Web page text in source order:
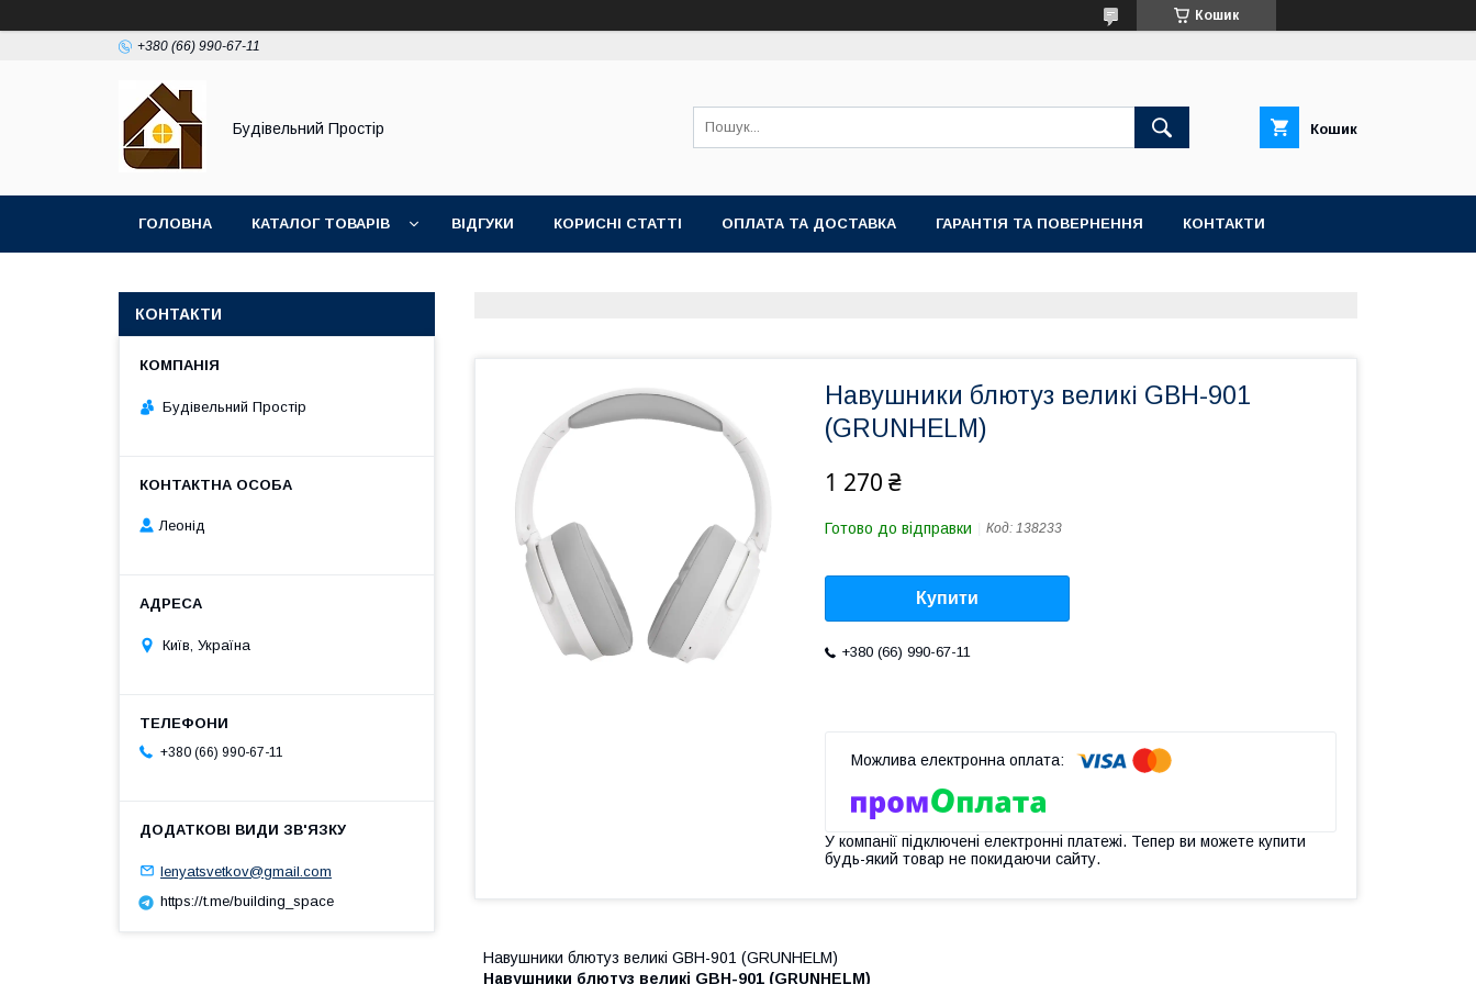
Кошик
+380 (66) 990-67-11
Будівельний Простір Кошик
ГОЛОВНА КАТАЛОГ ТОВАРІВ ВІДГУКИ КОРИСНІ СТАТТІ ОПЛАТА ТА ДОСТАВКА ГАРАНТІЯ ТА ПОВЕРНЕННЯ КОНТАКТИ
Навушники блютуз великі GBH-901
(GRUNHELM)
1 270 ₴
Готово до відправки Код: 138233
Купити
+380 (66) 990-67-11
У компанії підключені електронні платежі. Тепер ви можете купити
будь-який товар не покидаючи сайту.
Навушники блютуз великі GBH-901 (GRUNHELM)
Навушники блютуз великі GBH-901 (GRUNHELM)
КОНТАКТИ
Будівельний Простір
Леонід
Київ, Україна
+380 (66) 990-67-11
lenyatsvetkov@gmail.com
https://t.me/building_space